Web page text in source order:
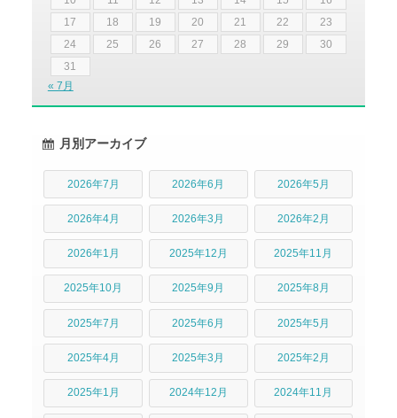
17
18 19 20 21 22
23
24
25 26 27 28 29
30
31
« 7月
月別アーカイブ
2026年7月 2026年6月 2026年5月
2026年4月 2026年3月 2026年2月
2026年1月 2025年12月 2025年11月
2025年10月 2025年9月 2025年8月
2025年7月 2025年6月 2025年5月
2025年4月 2025年3月 2025年2月
2025年1月 2024年12月 2024年11月